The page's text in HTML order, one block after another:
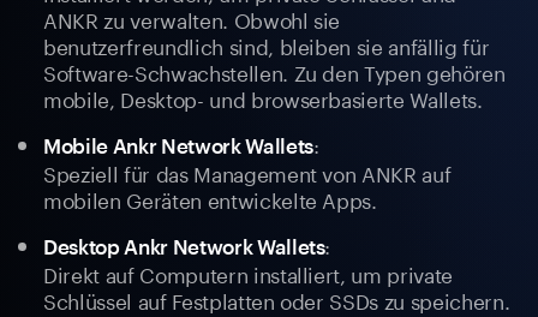
ANKR zu verwalten. Obwohl sie
benutzerfreundlich sind, bleiben sie anfällig für
Software-Schwachstellen. Zu den Typen gehören
mobile, Desktop- und browserbasierte Wallets.
Mobile Ankr Network Wallets:
Speziell für das Management von ANKR auf
mobilen Geräten entwickelte Apps.
Desktop Ankr Network Wallets:
Direkt auf Computern installiert, um private
Schlüssel auf Festplatten oder SSDs zu speichern.